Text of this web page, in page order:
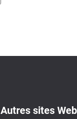
Autres sites